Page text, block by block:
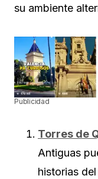
su ambiente
Publicidad
Torres de
Antiguas
historias